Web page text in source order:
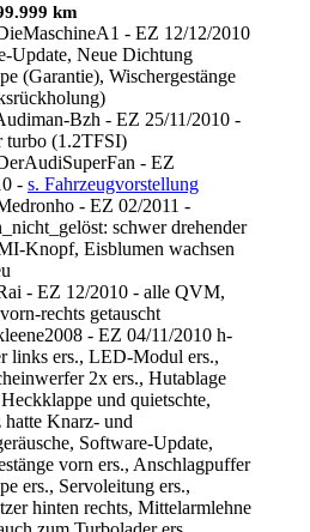
km
- EZ 12/12/2010
Update, Neue Dichtung
(Garantie), Wischergestänge
Bzh - EZ 25/11/2010 -
turbo (1.2TFSI)
- EZ
- s. Fahrzeugvorstellung
- EZ 02/2011 -
schwer drehender
Knopf, Eisblumen wachsen
- EZ 12/2010 - alle QVM,
rechts getauscht
- EZ 04/11/2010 h-
links ers., LED-Modul ers.,
2x ers., Hutablage
und quietschte,
hatte Knarz- und
Software-Update,
vorn ers., Anschlagpuffer
ers., Servoleitung ers.,
hinten rechts, Mittelarmlehne